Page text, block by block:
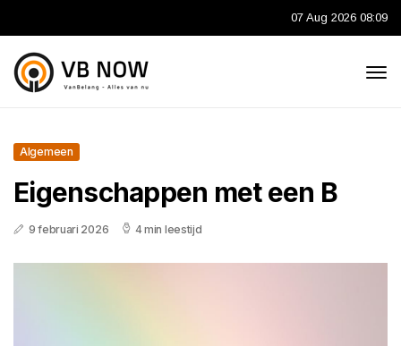
07 Aug 2026 08:09
Algemeen
Eigenschappen met een B
9 februari 2026 4 min leestijd